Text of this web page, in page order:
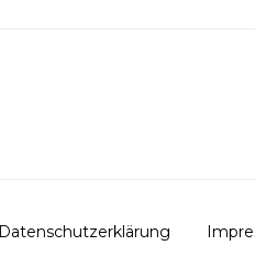
Datenschutzerklärung